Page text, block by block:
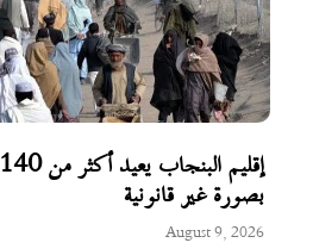
بصورة غير قانونية
August 9, 2026